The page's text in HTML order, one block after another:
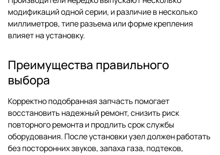
модификаций одной серии, и различие в несколько
миллиметров, типе разъема или форме крепления
влияет на установку.
Преимущества правильного
выбора
Корректно подобранная запчасть помогает
восстановить надежный ремонт, снизить риск
повторного ремонта и продлить срок службы
оборудования. После установки узел должен работать
без посторонних звуков, запаха газа, подтеков,